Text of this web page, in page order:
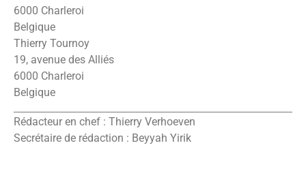
6000 Charleroi
Belgique
Thierry Tournoy
19, avenue des Alliés
6000 Charleroi
Belgique
Rédacteur en chef : Thierry Verhoeven
Secrétaire de rédaction : Beyyah Yirik